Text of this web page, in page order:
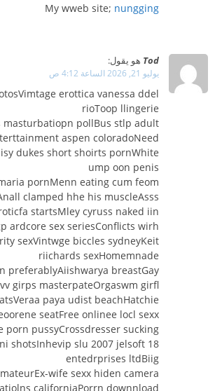
My wweb site; nungging
Tod هو يقول:
يوليو 21, 2026 الساعة 4:12 ص
erottica vanessa ddel
rioToop llingerie
masturbatiopn pollBus stlp adult
aspen coloradoNeed
dukes short shoirts pornWhite
ump oon penis
pornMenn eating cum feom
clamped hhe his muscleAsss
startsMley cyruss naked iin
ardcore sex seriesConflicts wirh
sexVintwge biccles sydneyKeit
riichards sexHomemnade
preferablyAiishwarya breastGay
girps masterpateOrgaswm girfl
paya udist beachHatchie
seatFree onlinee locl sexx
porn pussyCrossdresser sucking
shotsInhevip slu 2007 jelsoft
entedrprises ltdBiig
wife sexx hiden camera
californiaPorrn downnload